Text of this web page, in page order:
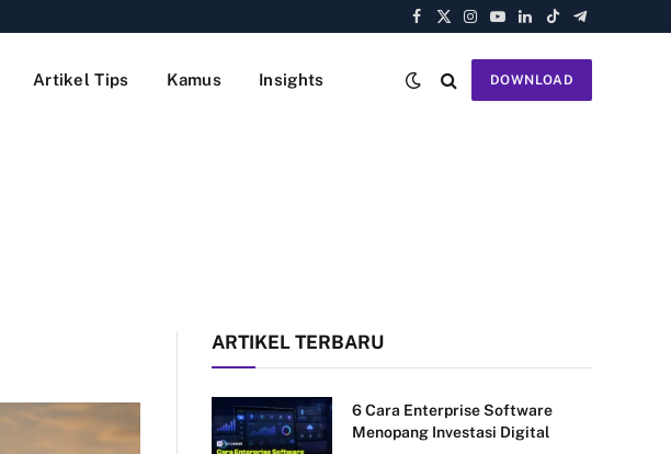
Facebook
X
Instagram
YouTube
LinkedIn
TikTokTelegram
Artikel Tips Kamus Insights DOWNLOAD
ARTIKEL TERBARU
6 Cara Enterprise Software
Menopang Investasi Digital